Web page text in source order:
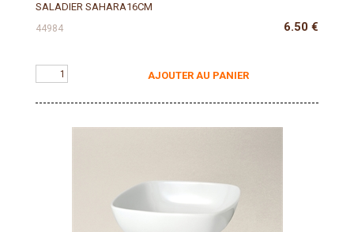
SALADIER SAHARA16CM
44984 6.50 €
AJOUTER AU PANIER